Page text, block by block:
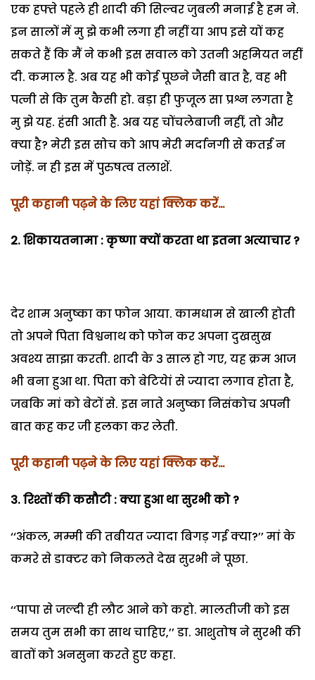
एक हफ्ते पहले ही शादी की सिल्वर जुबली मनाई है हम ने.
इन सालों में मु झे कभी लगा ही नहीं या आप इसे यों कह
सकते हैं कि मैं ने कभी इस सवाल को उतनी अहमियत नहीं
दी. कमाल है. अब यह भी कोई पूछने जैसी बात है, वह भी
पत्नी से कि तुम कैसी हो. बड़ा ही फुजूल सा प्रश्न लगता है
मु झे यह. हंसी आती है. अब यह चोंचलेबाजी नहीं, तो और
क्या है? मेरी इस सोच को आप मेरी मर्दानगी से कतई न
जोड़ें. न ही इस में पुरुषत्व तलाशें.
पूरी कहानी पढ़ने के लिए यहां क्लिक करें…
2. शिकायतनामा : कृष्णा क्यों करता था इतना अत्याचार ?
देर शाम अनुष्का का फोन आया. कामधाम से खाली होती
तो अपने पिता विश्वनाथ को फोन कर अपना दुखसुख
अवश्य साझा करती. शादी के 3 साल हो गए, यह क्रम आज
भी बना हुआ था. पिता को बेटियेां से ज्यादा लगाव होता है,
जबकि मां को बेटों से. इस नाते अनुष्का निसंकोच अपनी
बात कह कर जी हलका कर लेती.
पूरी कहानी पढ़ने के लिए यहां क्लिक करें…
3. रिश्तों की कसौटी : क्या हुआ था सुरभी को ?
‘‘अंकल, मम्मी की तबीयत ज्यादा बिगड़ गई क्या?’’ मां के
कमरे से डाक्टर को निकलते देख सुरभी ने पूछा.
‘‘पापा से जल्दी ही लौट आने को कहो. मालतीजी को इस
समय तुम सभी का साथ चाहिए,’’ डा. आशुतोष ने सुरभी की
बातों को अनसुना करते हुए कहा.